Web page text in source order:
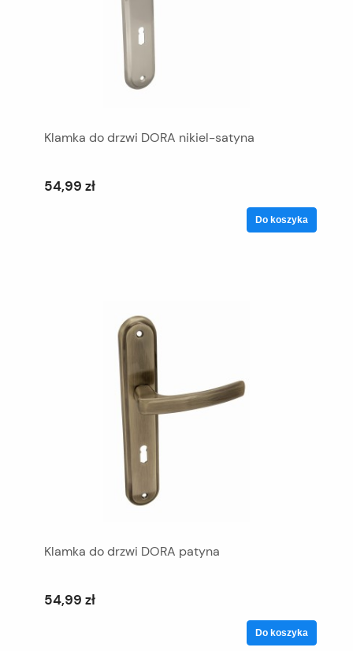
Klamka do drzwi DORA nikiel-satyna
54,99 zł
Do koszyka
Klamka do drzwi DORA patyna
54,99 zł
Do koszyka